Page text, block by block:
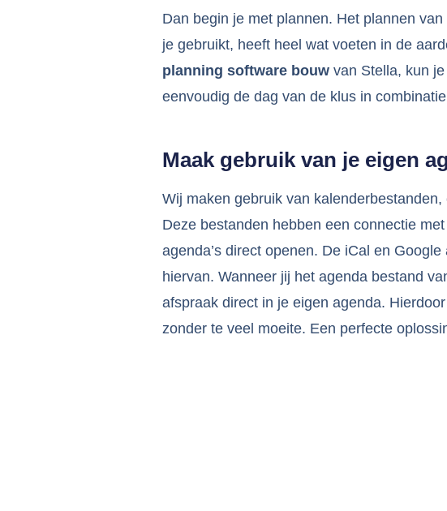
Dan begin je met plannen. Het plannen
je gebruikt, heeft heel wat voeten in de
planning software bouwvan Stella, kun je
eenvoudig de dag van de klus in
Maak gebruik van je eigen
Wij maken gebruik van
Deze bestanden hebben een connectie
agenda’s direct openen. De iCal en
hiervan. Wanneer jij het agenda bestand
afspraak direct in je eigen agenda.
zonder te veel moeite. Een perfecte